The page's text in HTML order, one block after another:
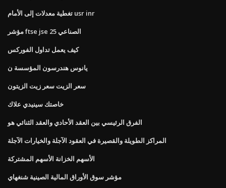
تغطية معدلات إلى الأمام usr inr
مؤشر ftse jse الصناعي 25
كيف يعمل تداول الفوركس
يانوس هندرسون المؤسسة ن
سعر الزيت سعر زيت الزيتون
خاصتك سينيدي علاك
الفرق الرئيسي بين العقد الأحادي والعقد الثنائي هو
المراكز الطويلة والقصيرة في العقود الآجلة والخيارات الآجلة
الأسهم الخزانة الأسهم المشتركة
مؤشر سوق الأوراق المالية الصينية شنغهاي